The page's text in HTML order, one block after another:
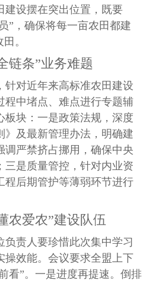
建设摆在突出位置，既要
”，确保将每一亩农田都建
。
链条”业务难题
对近年来高标准农田建设
程中堵点、难点进行专题辅
板块：一是政策法规，深度
》及最新管理办法，明确建
调严禁挤占挪用，确保中央
三是质量管控，针对内业资
程后期管护等薄弱环节进行
农爱农”建设队伍
责人要珍惜此次集中学习
操效能。会议要求全盟上下
看”。一是进度再提速。倒排